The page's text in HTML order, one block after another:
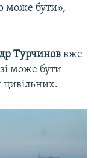
може бути», –
Турчинов вже
може бути
цивільних.